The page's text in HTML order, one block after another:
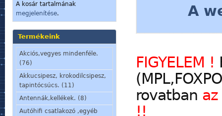
A kosár tartalmának
megjelenítése.
Termékeink
Akciós,vegyes mindenféle.
(76)
Akkucsipesz, krokodilcsipesz,
tapintócsúcs. (11)
Antennák,kellékek. (8)
Autóhifi csatlakozó ,egyéb
A
FIGYELEM !
rovatban
!!